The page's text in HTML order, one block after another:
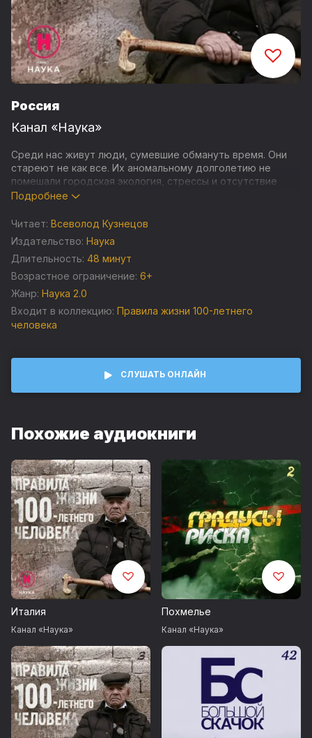
Россия
Канал «Наука»
Среди нас живут люди, сумевшие обмануть время. Они
стареют не как все. Их аномальному долголетию не
помешали городская экология, стрессы и отсутствие
натуральных продуктов.
В чем секрет этих долгожителей? Почему их
биологические часы замедлили свой ход? Чтобы
ответить на эти и другие вопросы, «Наука 2.0» и команда
российских ученых путешествуют по миру. В этом фильме
они исследуют долгожителей России.
Авторы программы вместе с российскими учеными
отправляются в уникальную кругосветную экспедицию,
чтобы изучить вопросы долголетия. Их цель –
Подробнее
Читает: Всеволод Кузнецов
Издательство: Наука
Длительность: 48 минут
Возрастное ограничение: 6+
Жанр: Наука 2.0
Входит в коллекцию: Правила жизни 100-летнего
человека
СЛУШАТЬ ОНЛАЙН
Похожие аудиокниги
Италия
Канал «Наука»
Похмелье
Канал «Наука»